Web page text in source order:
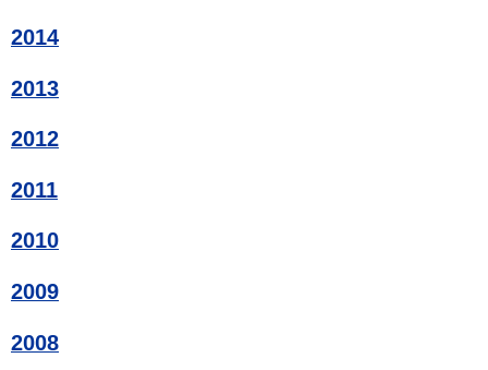
2014
2013
2012
2011
2010
2009
2008